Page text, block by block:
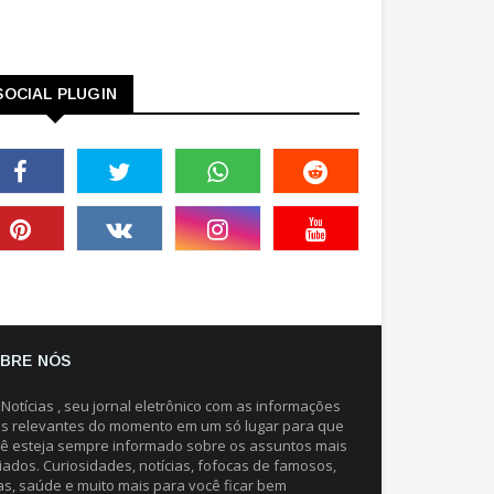
PLUGIN
NÓS
Notícias , seu jornal eletrônico com as informações
relevantes do momento em um só lugar para que
esteja sempre informado sobre os assuntos mais
Curiosidades, notícias, fofocas de famosos,
saúde e muito mais para você ficar bem